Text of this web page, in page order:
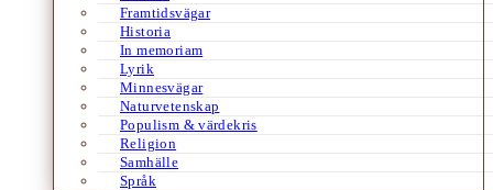
Framtidsvägar
Historia
In memoriam
Lyrik
Minnesvägar
Naturvetenskap
Populism & värdekris
Religion
Samhälle
Språk